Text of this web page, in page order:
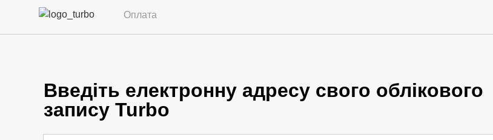
Оплата
Введіть електронну адресу свого облікового
запису Turbo